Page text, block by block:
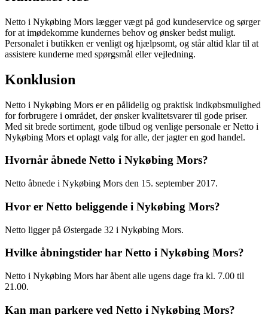
Netto i Nykøbing Mors lægger vægt på god kundeservice og sørger
for at imødekomme kundernes behov og ønsker bedst muligt.
Personalet i butikken er venligt og hjælpsomt, og står altid klar til at
assistere kunderne med spørgsmål eller vejledning.
Konklusion
Netto i Nykøbing Mors er en pålidelig og praktisk indkøbsmulighed
for forbrugere i området, der ønsker kvalitetsvarer til gode priser.
Med sit brede sortiment, gode tilbud og venlige personale er Netto i
Nykøbing Mors et oplagt valg for alle, der jagter en god handel.
Hvornår åbnede Netto i Nykøbing Mors?
Netto åbnede i Nykøbing Mors den 15. september 2017.
Hvor er Netto beliggende i Nykøbing Mors?
Netto ligger på Østergade 32 i Nykøbing Mors.
Hvilke åbningstider har Netto i Nykøbing Mors?
Netto i Nykøbing Mors har åbent alle ugens dage fra kl. 7.00 til
21.00.
Kan man parkere ved Netto i Nykøbing Mors?